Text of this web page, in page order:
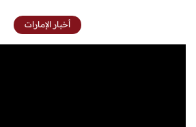
أخبار الإمارات